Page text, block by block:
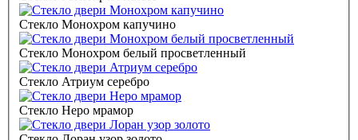
Стекло Монохром капучино
Стекло Монохром белый просветленный
Стекло Атриум серебро
Стекло Неро мрамор